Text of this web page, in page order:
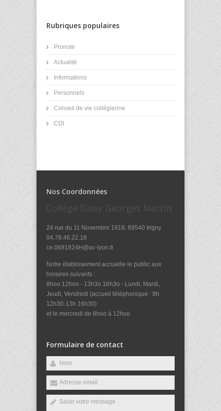
Rubriques populaires
Pronote
Actualité
Informations
Personnels
Conseil de vie collégienne
CDI
Nos Coordonnées
Collège Daisy Georges Martin
24 rue du 11 Novembre 1918, 69540 Irigny
04.78.46.22.18
ce.0691824H@ac-lyon.fr
Notre établissement accueille le public aux
horaires suivants :
8hoo 12hoo - 13h3o 16h3o - Lundi, Mardi,
Jeudi, Vendredi (accueil téléphonique : 8h
12h30-13h 16h30)
et le mercredi de 8hoo à 12hoo
Formulaire de contact